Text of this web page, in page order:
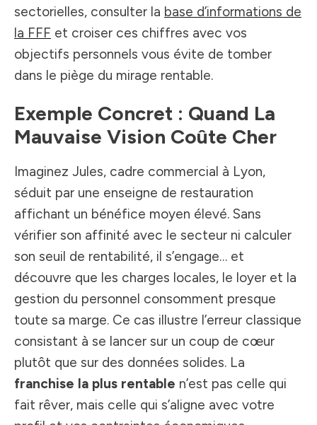
sectorielles, consulter la base d’informations de
la FFF et croiser ces chiffres avec vos
objectifs personnels vous évite de tomber
dans le piège du mirage rentable.
Exemple Concret : Quand La
Mauvaise Vision Coûte Cher
Imaginez Jules, cadre commercial à Lyon,
séduit par une enseigne de restauration
affichant un bénéfice moyen élevé. Sans
vérifier son affinité avec le secteur ni calculer
son seuil de rentabilité, il s’engage… et
découvre que les charges locales, le loyer et la
gestion du personnel consomment presque
toute sa marge. Ce cas illustre l’erreur classique
consistant à se lancer sur un coup de cœur
plutôt que sur des données solides. La
franchise la plus rentable n’est pas celle qui
fait rêver, mais celle qui s’aligne avec votre